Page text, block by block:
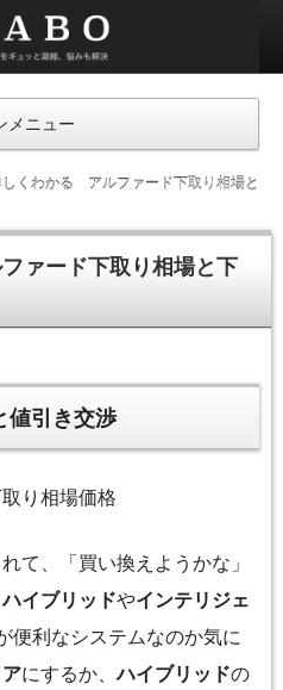
メニュー
しくわかる アルファード下取り相場と
ァード下取り相場と下
値引き交渉
て、「買い換えようかな」
ハイブリッドやインテリジェ
便利なシステムなのか気に
にするか、ハイブリッドの